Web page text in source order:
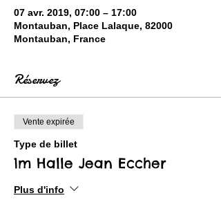
07 avr. 2019, 07:00 – 17:00
Montauban, Place Lalaque, 82000
Montauban, France
Réservez
Vente expirée
Type de billet
1m Halle Jean Eccher
Plus d'info